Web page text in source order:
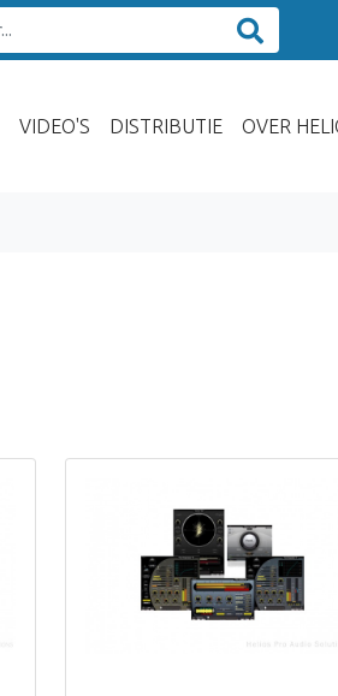
VIDEO'S DISTRIBUTIE OVER